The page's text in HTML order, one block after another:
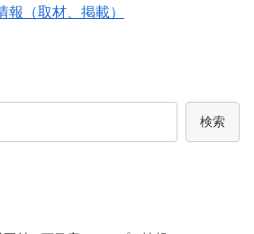
報（取材、掲載）
検索